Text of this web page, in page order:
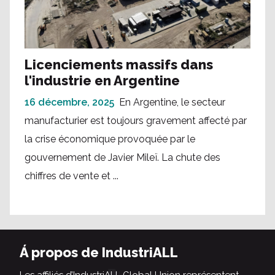
Licenciements massifs dans
l'industrie en Argentine
16 décembre, 2025 En Argentine, le secteur
manufacturier est toujours gravement affecté par
la crise économique provoquée par le
gouvernement de Javier Mileï. La chute des
chiffres de vente et ...
Á propos de IndustriALL